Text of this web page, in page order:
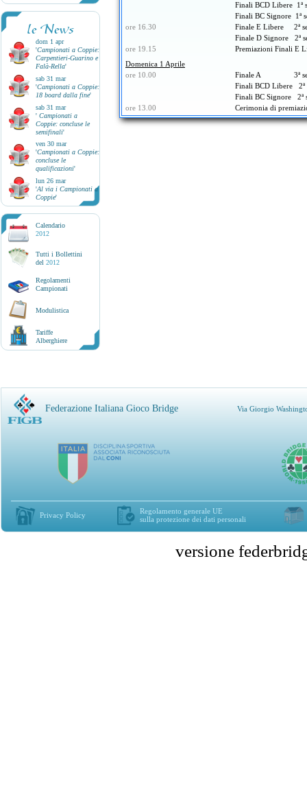
le News
dom 1 apr
'Campionati a Coppie:
Carpentieri-Guarino e
Falà-Rella'
sab 31 mar
'Campionati a Coppie:
18 board dalla fine'
sab 31 mar
' Campionati a
Coppie: concluse le
semifinali'
ven 30 mar
'Campionati a Coppie:
concluse le
qualificazioni'
lun 26 mar
'Al via i Campionati a
Coppie'
Calendario
2012
Tutti i Bollettini
del 2012
Regolamenti
Campionati
Modulistica
Tariffe
Alberghiere
Finali BCD Libere 1ª
Finali BC Signore 1ª
ore 16.30
Finale E Libere 2ª
Finale D Signore 2ª
ore 19.15
Premiazioni Finali E
Domenica 1 Aprile
ore 10.00
Finale A 3ª
Finali BCD Libere 2ª
Finali BC Signore 2ª
ore 13.00
Cerimonia di
Federazione Italiana Gioco Bridge Via Giorgio
Privacy Policy
Regolamento generale UE
sulla protezione dei dati personali
versione